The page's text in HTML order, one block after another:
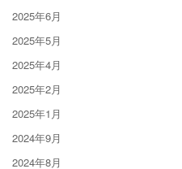
2025年6月
2025年5月
2025年4月
2025年2月
2025年1月
2024年9月
2024年8月